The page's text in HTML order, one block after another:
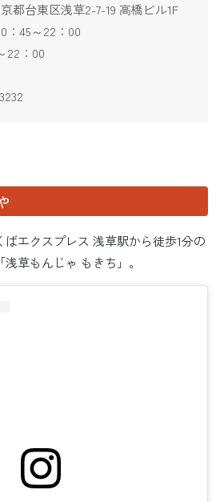
都台東区浅草2-7-19 高橋ビル1F
：45～22：00
22：00
エクスプレス 浅草駅から徒歩1分の
草もんじゃ もきち」。